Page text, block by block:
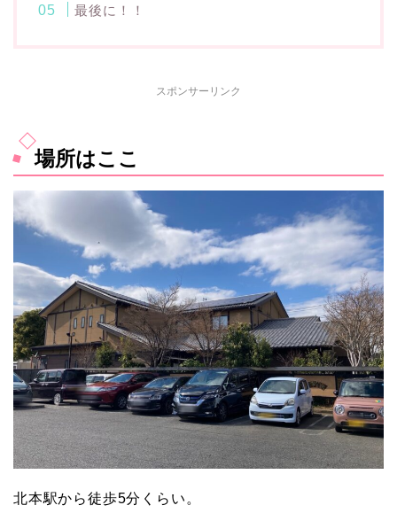
最後に！！
スポンサーリンク
場所はここ
北本駅から徒歩5分くらい。